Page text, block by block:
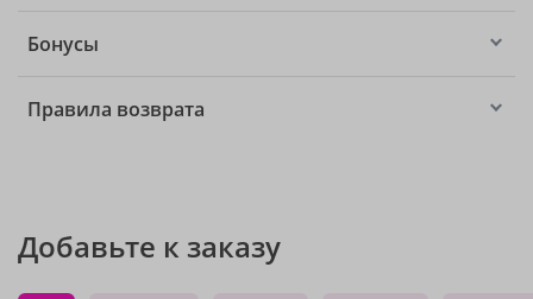
Бонусы
Правила возврата
Добавьте к заказу